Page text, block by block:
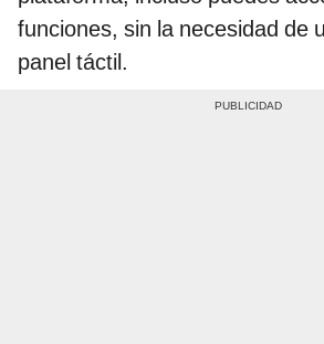
funciones, sin la necesidad de
panel táctil.